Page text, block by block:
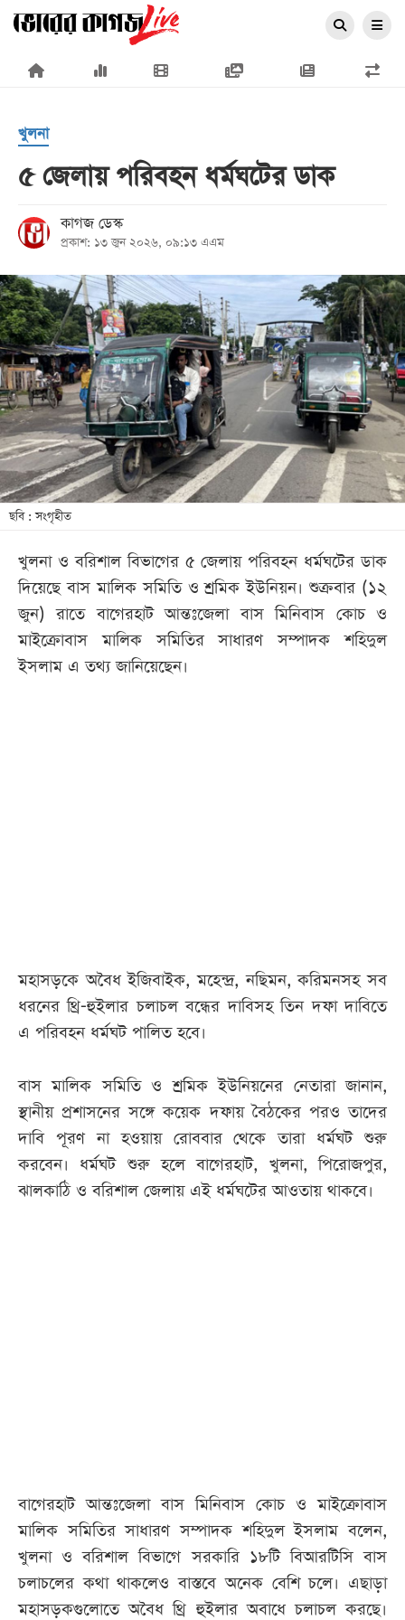
×
প্রচ্ছদ
রাজনীতি
অর্থনীতি
আন্তর্জাতিক
সারাদেশ
খেলা
বিনোদন
লাইফ
স্টাইল
তথ্যপ্রযুক্তি
সব
বিভাগ
খুলনা
৫ জেলায় পরিবহন ধর্মঘটের ডাক
কাগজ ডেস্ক
প্রকাশ: ১৩ জুন ২০২৬, ০৯:১৩ এএম
ছবি : সংগৃহীত
খুলনা ও বরিশাল বিভাগের ৫ জেলায় পরিবহন ধর্মঘটের ডাক
দিয়েছে বাস মালিক সমিতি ও শ্রমিক ইউনিয়ন। শুক্রবার (১২
জুন) রাতে বাগেরহাট আন্তঃজেলা বাস মিনিবাস কোচ ও
মাইক্রোবাস মালিক সমিতির সাধারণ সম্পাদক শহিদুল
ইসলাম এ তথ্য জানিয়েছেন।
মহাসড়কে অবৈধ ইজিবাইক, মহেন্দ্র, নছিমন, করিমনসহ সব
ধরনের থ্রি-হুইলার চলাচল বন্ধের দাবিসহ তিন দফা দাবিতে
এ পরিবহন ধর্মঘট পালিত হবে।
বাস মালিক সমিতি ও শ্রমিক ইউনিয়নের নেতারা জানান,
স্থানীয় প্রশাসনের সঙ্গে কয়েক দফায় বৈঠকের পরও তাদের
দাবি পূরণ না হওয়ায় রোববার থেকে তারা ধর্মঘট শুরু
করবেন। ধর্মঘট শুরু হলে বাগেরহাট, খুলনা, পিরোজপুর,
ঝালকাঠি ও বরিশাল জেলায় এই ধর্মঘটের আওতায় থাকবে।
বাগেরহাট আন্তঃজেলা বাস মিনিবাস কোচ ও মাইক্রোবাস
মালিক সমিতির সাধারণ সম্পাদক শহিদুল ইসলাম বলেন,
খুলনা ও বরিশাল বিভাগে সরকারি ১৮টি বিআরটিসি বাস
চলাচলের কথা থাকলেও বাস্তবে অনেক বেশি চলে। এছাড়া
মহাসড়কগুলোতে অবৈধ থ্রি হুইলার অবাধে চলাচল করছে।